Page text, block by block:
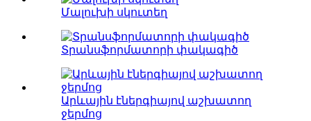
Մալուխի սկուտեղ
Տրանսֆորմատորի փակագիծ
Արևային էներգիայով աշխատող
ջերմոց